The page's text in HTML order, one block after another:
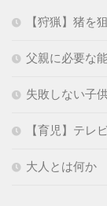
【狩猟】猪を
父親に必要な
失敗しない子
【育児】テレ
大人とは何か